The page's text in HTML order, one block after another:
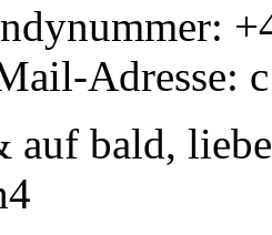
Adresse:
auf bald,